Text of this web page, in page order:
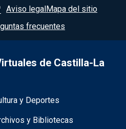
Aviso legal Mapa del sitio
frecuentes
de Castilla-La
institución
y Deportes
y Bibliotecas